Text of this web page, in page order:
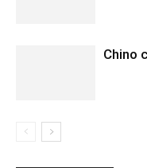
Chino